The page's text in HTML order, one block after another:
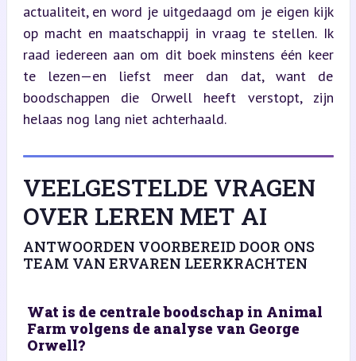
actualiteit, en word je uitgedaagd om je eigen kijk
op macht en maatschappij in vraag te stellen. Ik
raad iedereen aan om dit boek minstens één keer
te lezen—en liefst meer dan dat, want de
boodschappen die Orwell heeft verstopt, zijn
helaas nog lang niet achterhaald.
VEELGESTELDE VRAGEN
OVER LEREN MET AI
ANTWOORDEN VOORBEREID DOOR ONS
TEAM VAN ERVAREN LEERKRACHTEN
Wat is de centrale boodschap in Animal
Farm volgens de analyse van George
Orwell?